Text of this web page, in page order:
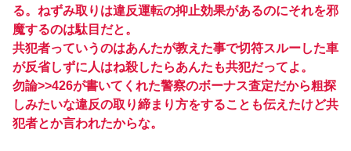
る。ねずみ取りは違反運転の抑止効果があるのにそれを邪
魔するのは駄目だと。
共犯者っていうのはあんたが教えた事で切符スルーした車
が反省しずに人はね殺したらあんたも共犯だってよ。
勿論>>426が書いてくれた警察のボーナス査定だから粗探
しみたいな違反の取り締まり方をすることも伝えたけど共
犯者とか言われたからな。